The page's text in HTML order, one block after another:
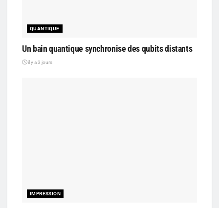
QUANTIQUE
Un bain quantique synchronise des qubits distants
il y a 3 jours
IMPRESSION